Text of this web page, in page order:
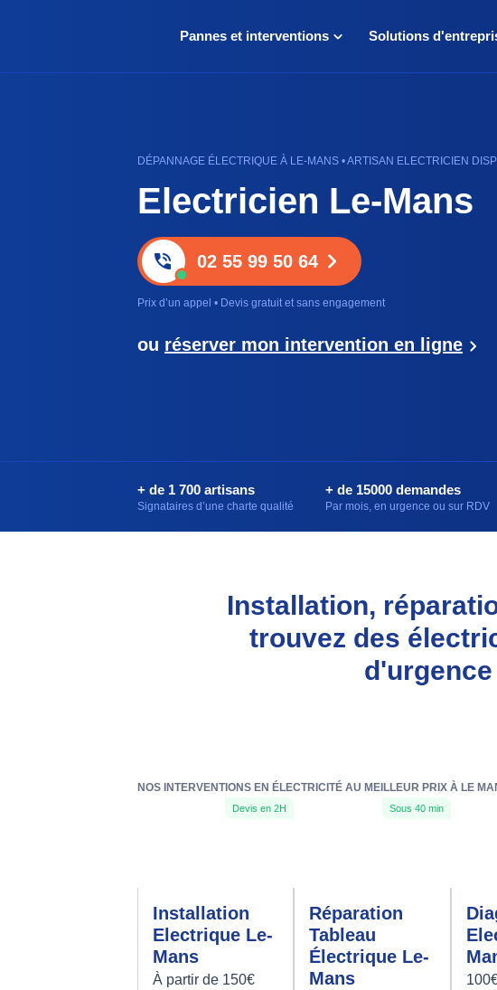
Pannes et interventions Solutions
DÉPANNAGE ÉLECTRIQUE À LE-MANS • ARTISAN ELECTRICIEN
Electricien Le-Mans
02 55 99 50 64
Prix d’un appel • Devis gratuit et sans engagement
ou réserver mon intervention en ligne
+ de 1 700 artisans
Signataires d’une charte qualité
+ de 15000 demandes
Par mois, en urgence ou sur RDV
Installation,
trouvez des
NOS INTERVENTIONS EN ÉLECTRICITÉ AU MEILLEUR PRIX À LE
Devis en 2H
Installation
Electrique Le-
Mans
À partir de 150€
Sous 40 min
Réparation
Tableau
Électrique Le-
Mans